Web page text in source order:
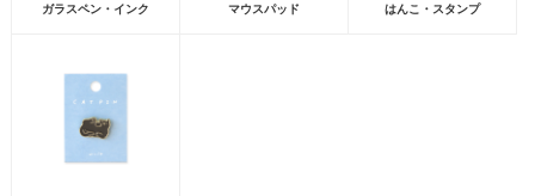
ガラスペン・インク マウスパッド はんこ・スタンプ